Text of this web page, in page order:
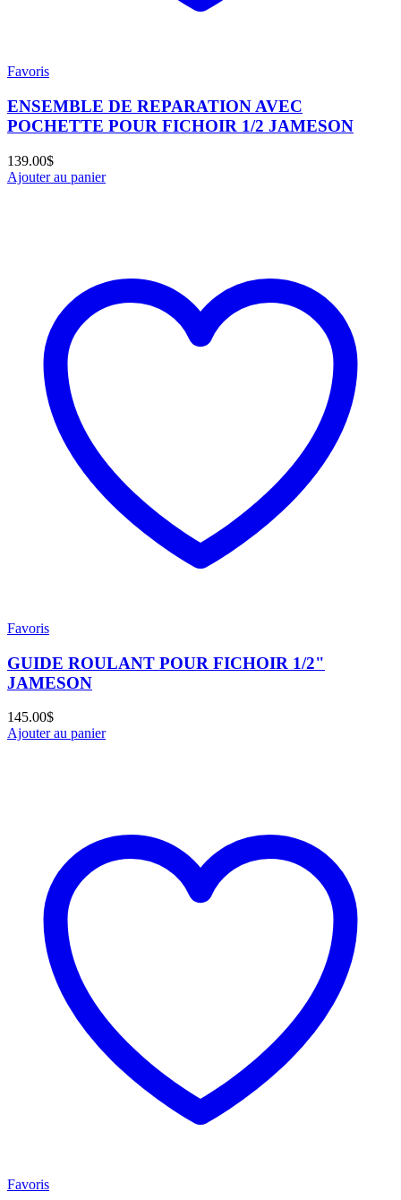
Favoris
ENSEMBLE DE REPARATION AVEC
POCHETTE POUR FICHOIR 1/2 JAMESON
139.00$
Ajouter au panier
Favoris
GUIDE ROULANT POUR FICHOIR 1/2"
JAMESON
145.00$
Ajouter au panier
Favoris